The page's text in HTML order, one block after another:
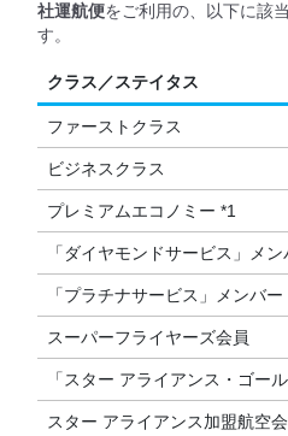
社運航便をご利用の、以下に該
す。
クラス／ステイタス
ファーストクラス
ビジネスクラス
プレミアムエコノミー *1
「ダイヤモンドサービス」メン
「プラチナサービス」メンバー
スーパーフライヤーズ会員
「スター アライアンス・ゴー
スター アライアンス加盟航空